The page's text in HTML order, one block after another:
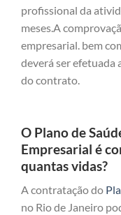
profissional da
meses.A
empresarial. bem
deverá ser efetuada
do contrato.
O Plano de
Empresarial é
quantas vidas?
A contratação do
no Rio de Janeiro